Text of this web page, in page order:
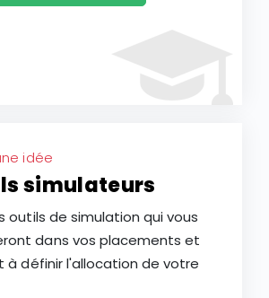
idée
simulateurs
outils de simulation qui vous
dans vos placements et
à définir l'allocation de votre